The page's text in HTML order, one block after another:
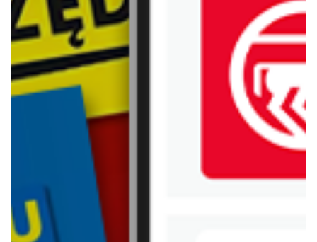
już za 1 dzień
Lidl
aktualna
Carrefour
WIĘCEJ GAZETEK